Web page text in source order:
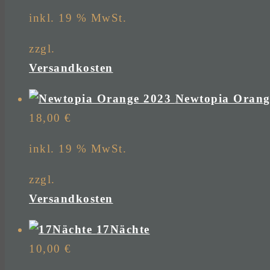
inkl. 19 % MwSt.
zzgl.
Versandkosten
Newtopia
18,00 €
inkl. 19 % MwSt.
zzgl.
Versandkosten
17Nächte
10,00 €